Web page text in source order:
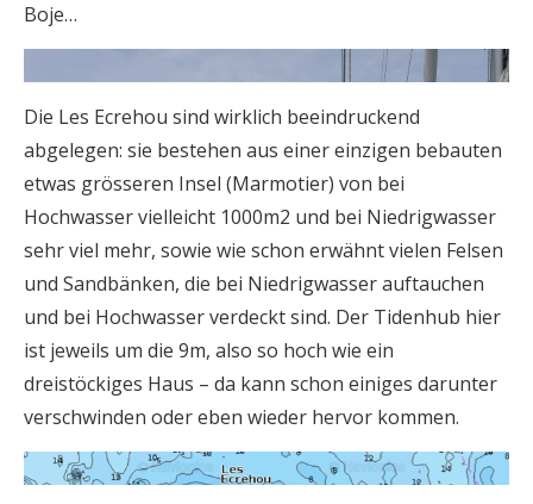
Boje…
Die Les Ecrehou sind wirklich beeindruckend
abgelegen: sie bestehen aus einer einzigen bebauten
etwas grösseren Insel (Marmotier) von bei
Hochwasser vielleicht 1000m2 und bei Niedrigwasser
sehr viel mehr, sowie wie schon erwähnt vielen Felsen
und Sandbänken, die bei Niedrigwasser auftauchen
und bei Hochwasser verdeckt sind. Der Tidenhub hier
ist jeweils um die 9m, also so hoch wie ein
dreistöckiges Haus – da kann schon einiges darunter
verschwinden oder eben wieder hervor kommen.